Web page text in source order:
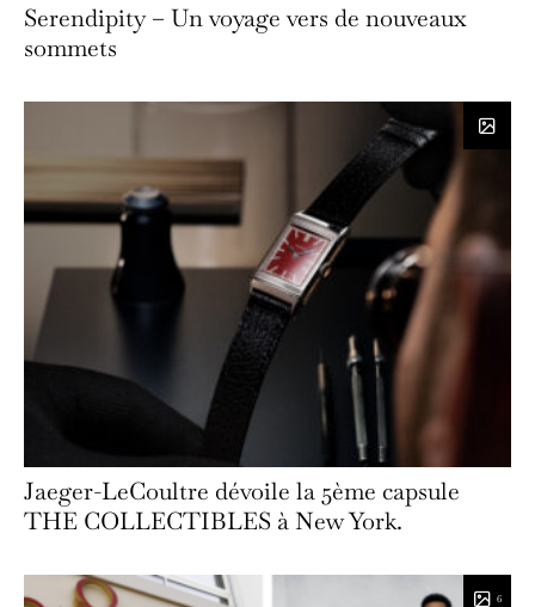
Serendipity – Un voyage vers de nouveaux
sommets
Jaeger-LeCoultre dévoile la 5ème capsule
THE COLLECTIBLES à New York.
6